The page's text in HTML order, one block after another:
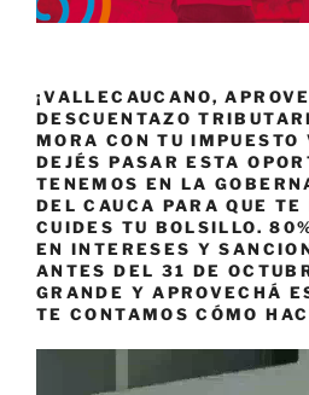
¡VALLECAUCANO,
DESCUENTAZO
MORA CON TU IMPUESTO
DEJÉS PASAR ESTA
TENEMOS EN LA
DEL CAUCA PARA QUE
CUIDES TU BOLSILLO.
EN INTERESES Y
ANTES DEL 31 DE
GRANDE Y APROVECHÁ
TE CONTAMOS CÓMO